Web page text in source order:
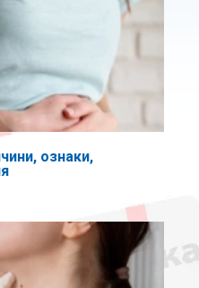
ознаки,